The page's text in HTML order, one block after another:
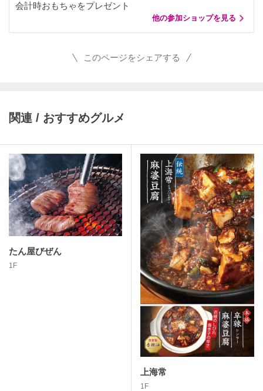
会計時おもちゃをプレゼント
他の参加ショップを見る
このページをシェアする
関連 / おすすめグルメ
たん屋びぜん
1F
上海常
1F